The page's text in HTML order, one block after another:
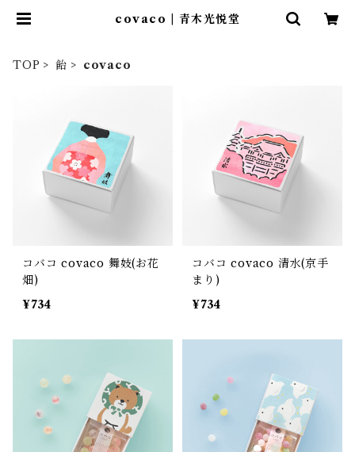
covaco | 青木光悦堂
TOP 飴 covaco
コバコ covaco 舞妓(お花
畑)
¥734
コバコ covaco 清水(京手
まり)
¥734